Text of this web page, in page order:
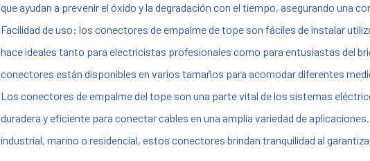
que ayudan a prevenir el óxido y la degradación con el tiempo, asegurando una
Facilidad de uso: los conectores de empalme de tope son fáciles de instalar
hace ideales tanto para electricistas profesionales como para entusiastas del
conectores están disponibles en varios tamaños para acomodar diferentes
Los conectores de empalme del tope son una parte vital de los sistemas
duradera y eficiente para conectar cables en una amplia variedad de
industrial, marino o residencial, estos conectores brindan tranquilidad al